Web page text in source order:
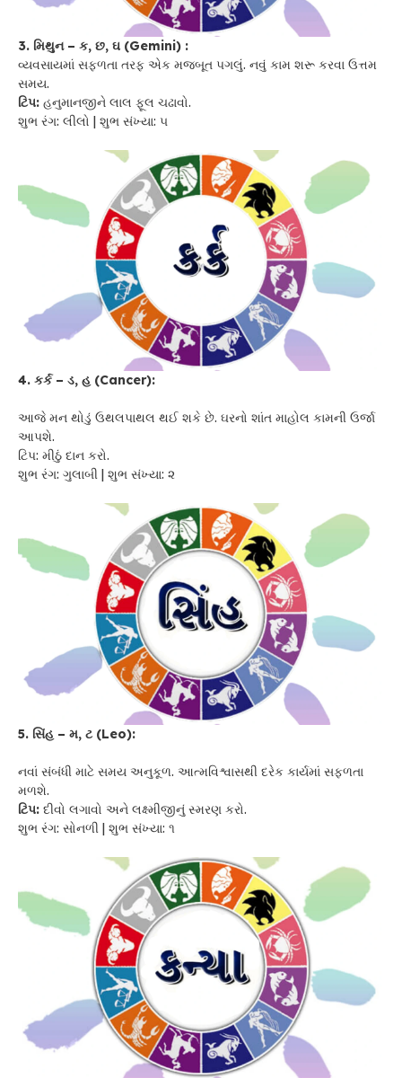
3. મિથુન – ક, છ, ઘ (Gemini) :
વ્યવસાયમાં સફળતા તરફ એક મજબૂત પગલું. નવું કામ શરૂ કરવા ઉત્તમ
સમય.
ટિપ: હનુમાનજીને લાલ ફૂલ ચઢાવો.
શુભ રંગ: લીલો | શુભ સંખ્યા: ૫
4. કર્ક – ડ, હ (Cancer):
આજે મન થોડું ઉથલપાથલ થઈ શકે છે. ઘરનો શાંત માહોલ કામની ઉર્જા
આપશે.
ટિપ: મીઠું દાન કરો.
શુભ રંગ: ગુલાબી | શુભ સંખ્યા: ૨
5. સિંહ – મ, ટ (Leo):
નવાં સંબંધી માટે સમય અનુકૂળ. આત્મવિશ્વાસથી દરેક કાર્યમાં સફળતા
મળશે.
ટિપ: દીવો લગાવો અને લક્ષ્મીજીનું સ્મરણ કરો.
શુભ રંગ: સોનળી | શુભ સંખ્યા: ૧